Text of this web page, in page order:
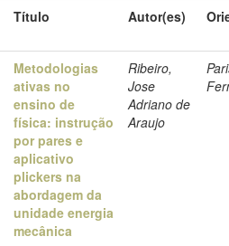
Título Autor(es)
Metodologias
ativas no
ensino de
física: instrução
por pares e
aplicativo
plickers na
abordagem da
unidade energia
mecânica
Ribeiro,
Jose
Adriano de
Araujo